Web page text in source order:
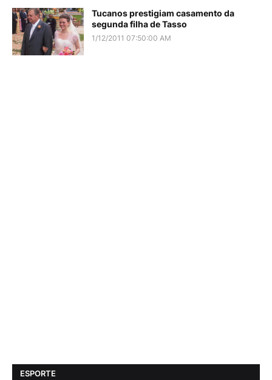
Tucanos prestigiam casamento da
segunda filha de Tasso
1/12/2011 07:50:00 AM
ESPORTE